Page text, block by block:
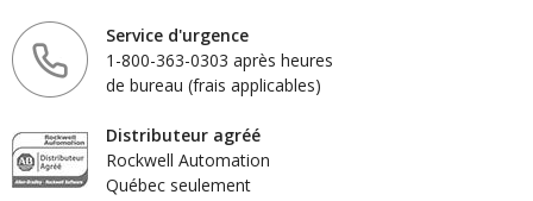
Service d'urgence
1-800-363-0303 après heures
de bureau (frais applicables)
Distributeur agréé
Rockwell Automation
Québec seulement